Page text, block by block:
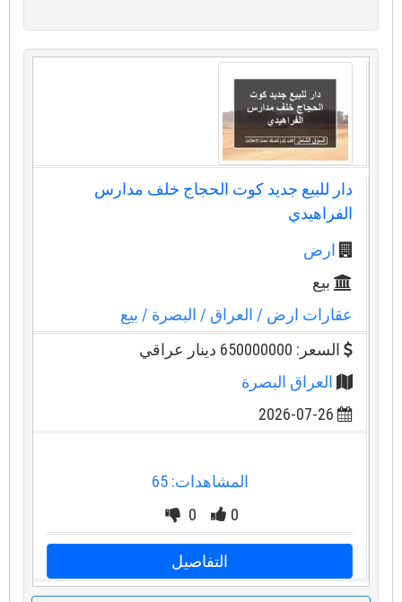
دار للبيع جديد كوت الحجاج خلف مدارس
الفراهيدي
ارض
بيع
عقارات ارض / العراق/ البصرة/ بيع
السعر: 650000000 دينار عراقي
العراق البصرة
2026-07-26
المشاهدات: 65
0
0
التفاصيل